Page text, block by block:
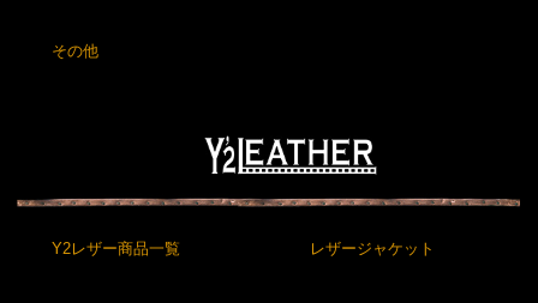
その他
Y2レザー商品一覧 レザージャケット